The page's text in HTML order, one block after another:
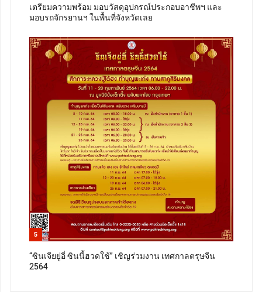
เตรียมความพร้อม มอบวัสดุอุปกรณ์ประกอบอาชีพฯ และ
มอบรถจักรยานฯ ในพื้นที่จังหวัดเลย
5
“ซินเจียยู่อี่ ซินนี้ฮวดใช้” เชิญร่วมงาน เทศกาลตรุษจีน
2564